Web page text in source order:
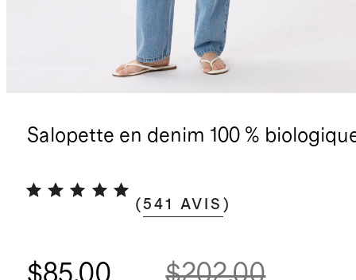
Salopette en denim 100 %
(541 AVIS )
$85.00 $202.00